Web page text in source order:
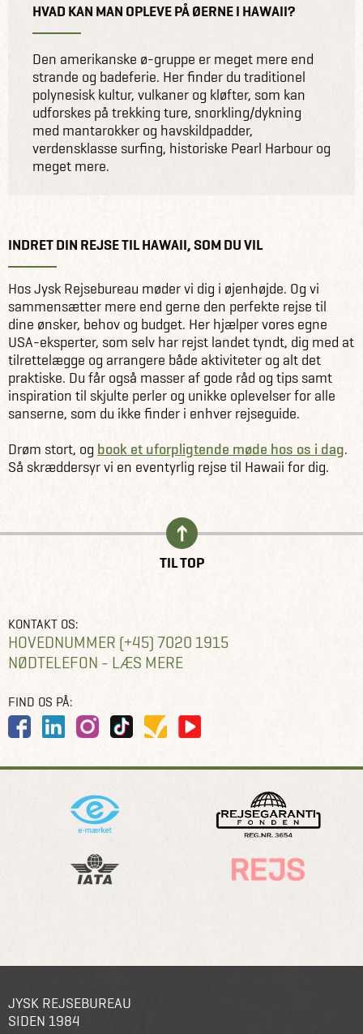
HVAD KAN MAN OPLEVE PÅ ØERNE I HAWAII?
Den amerikanske ø-gruppe er meget mere end
strande og badeferie. Her finder du traditionel
polynesisk kultur, vulkaner og kløfter, som kan
udforskes på trekking ture, snorkling/dykning
med mantarokker og havskildpadder,
verdensklasse surfing, historiske Pearl Harbour og
meget mere.
INDRET DIN REJSE TIL HAWAII, SOM DU VIL
Hos Jysk Rejsebureau møder vi dig i øjenhøjde. Og vi
sammensætter mere end gerne den perfekte rejse til
dine ønsker, behov og budget. Her hjælper vores egne
USA-eksperter, som selv har rejst landet tyndt, dig med at
tilrettelægge og arrangere både aktiviteter og alt det
praktiske. Du får også masser af gode råd og tips samt
inspiration til skjulte perler og unikke oplevelser for alle
sanserne, som du ikke finder i enhver rejseguide.
Drøm stort, og book et uforpligtende møde hos os i dag.
Så skræddersyr vi en eventyrlig rejse til Hawaii for dig.
TIL TOP
KONTAKT OS:
HOVEDNUMMER (+45) 7020 1915
NØDTELEFON - LÆS MERE
FIND OS PÅ:
JYSK REJSEBUREAU
SIDEN 1984